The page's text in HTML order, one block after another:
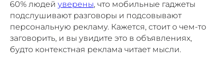
60% людей уверены, что мобильные гаджеты
подслушивают разговоры и подсовывают
персональную рекламу. Кажется, стоит о чем-то
заговорить, и вы увидите это в объявлениях,
будто контекстная реклама читает мысли.